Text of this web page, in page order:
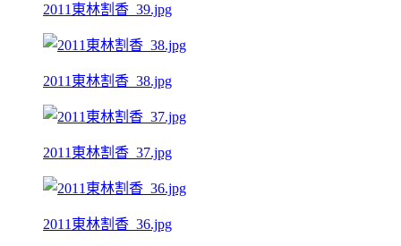
2011東林割香_39.jpg
2011東林割香_38.jpg
2011東林割香_37.jpg
2011東林割香_36.jpg